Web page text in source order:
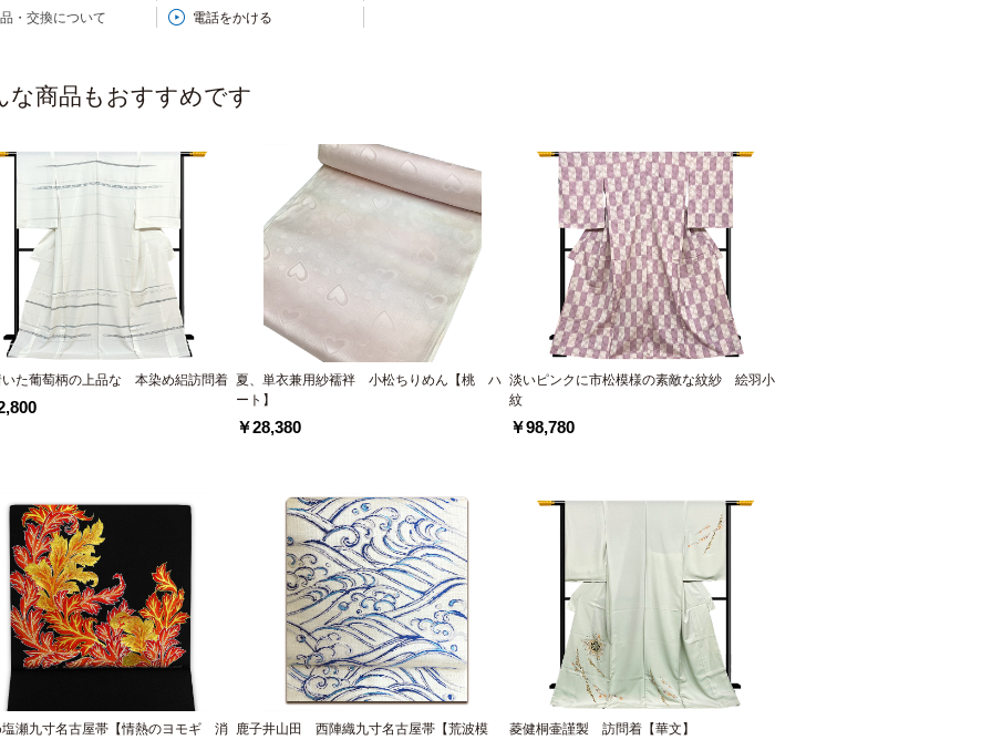
・交換について
電話をかける
な商品もおすすめです
いた葡萄柄の上品な 本染め絽訪問着 夏、単衣兼用紗襦袢 小松ちりめん【桃 ハ
ート】
￥28,380
淡いピンクに市松模様の素敵な紋紗 絵羽小
紋
￥98,780
塩瀬九寸名古屋帯【情熱のヨモギ 消 鹿子井山田 西陣織九寸名古屋帯【荒波模
菱健桐壷謹製 訪問着【華文】